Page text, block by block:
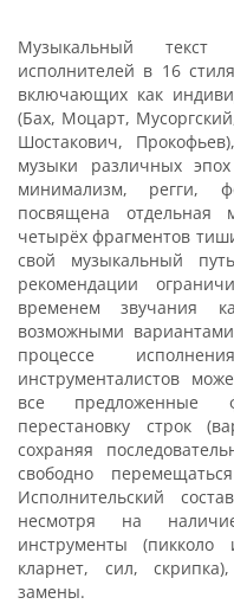
Музыкальный
исполнителей в 16
включающих как
(Бах, Моцарт,
Шостакович,
музыки различных
минимализм, регги,
посвящена отдельная
четырёх фрагментов
свой музыкальный
рекомендации
временем звучания
возможными
процессе
инструменталистов
все предложенные
перестановку строк
сохраняя
свободно
Исполнительский
несмотря на
инструменты
кларнет, сил,
замены.